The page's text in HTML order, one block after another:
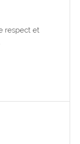
respect et